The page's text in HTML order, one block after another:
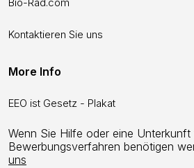
Bio-Rad.com
Kontaktieren Sie uns
More Info
EEO ist Gesetz - Plakat
Wenn Sie Hilfe oder eine Unterkunft
Bewerbungsverfahren benötigen
uns